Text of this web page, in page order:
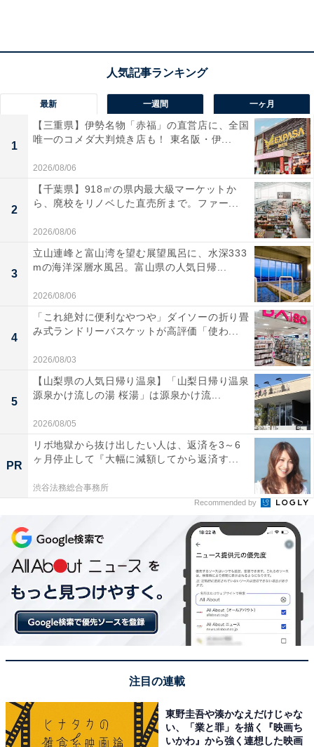
・社交運
“面倒くささ”が先に立ちそう。仕事や体調を言い訳にド
タキャンを考えてしまうかも。でも、これも全体運と同
じで、行けば楽しく、来てよかったになります。自分で
自分のお尻を叩いて、積極的に輪の中に入っていきまし
ょう。特に、世代の違う人との交流は有益です。意外な
視点、考え方を教えてもらって、ぐっと生きやすくなる
はず。
季節の贈り物は、ラッピングとカードにこだわって。忙
しくても一筆添えてみると、心が伝わります。
・恋愛運
恋は真剣味が増してきます。交際や結婚が視野に入っ
て、一途さが求められるでしょう。この段階で心が決ま
らないなら、相手選びを間違えているサイン。別の可能
性も求めてみて。デートは、クリスマスを楽しむプラン
で。
ラッキーポイント……ブラック、マフラー、リップ
最新 一週間 一ヶ月
1
【三重県】伊勢名物「赤福」の直営店に、全国
唯一のコメダ大判焼き店も！ 東名阪・伊...
2026/08/06
2
【千葉県】918㎡の県内最大級マーケットか
ら、廃校をリノベした直売所まで。ファー...
2026/08/06
3
立山連峰と富山湾を望む展望風呂に、水深333
mの海洋深層水風呂。富山県の人気日帰...
2026/08/06
4
「これ絶対に便利なやつや」ダイソーの折り畳
み式ランドリーバスケットが高評価「使わ...
2026/08/03
5
【山梨県の人気日帰り温泉】「山梨日帰り温泉
源泉かけ流しの湯 桜湯」は源泉かけ流...
2026/08/05
PR
リボ地獄から抜け出したい人は、返済を3～6
ヶ月停止して『大幅に減額してから返済す...
渋谷法務総合事務所
Recommended by
注目の連載
東野圭吾や湊かなえだけじゃな
い、「業と罪」を描く『映画ち
いかわ』から強く連想した映画